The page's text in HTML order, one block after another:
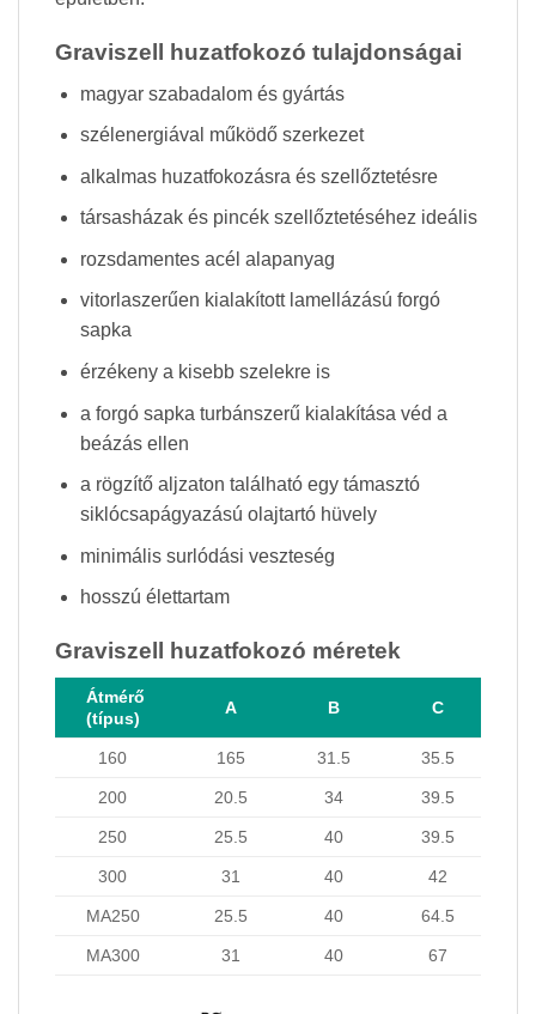
Graviszell huzatfokozó tulajdonságai
magyar szabadalom és gyártás
szélenergiával működő szerkezet
alkalmas huzatfokozásra és szellőztetésre
társasházak és pincék szellőztetéséhez ideális
rozsdamentes acél alapanyag
vitorlaszerűen kialakított lamellázású forgó
sapka
érzékeny a kisebb szelekre is
a forgó sapka turbánszerű kialakítása véd a
beázás ellen
a rögzítő aljzaton található egy támasztó
siklócsapágyazású olajtartó hüvely
minimális surlódási veszteség
hosszú élettartam
Graviszell huzatfokozó méretek
160 165 31.5 35.5
200 20.5 34 39.5
250 25.5 40 39.5
300 31 40 42
MA250 25.5 40 64.5
MA300 31 40 67
Átmérő
(típus)
A B C